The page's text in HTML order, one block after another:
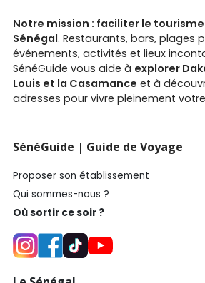
Notre mission : faciliter le
Sénégal. Restaurants, bars, plages
événements, activités et lieux
SénéGuide vous aide à explorer
Louis et la Casamance et à
adresses pour vivre pleinement
SénéGuide | Guide de Voyage
Proposer son établissement
Qui sommes-nous ?
Où sortir ce soir ?